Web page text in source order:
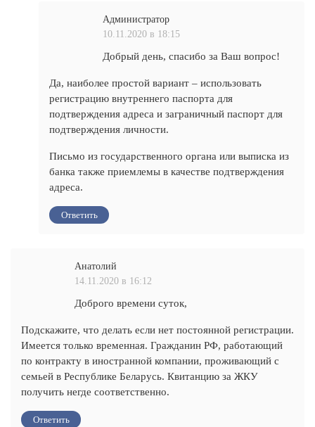
Администратор
10.11.2020 в 18:15
Добрый день, спасибо за Ваш вопрос!
Да, наиболее простой вариант – использовать
регистрацию внутреннего паспорта для
подтверждения адреса и заграничный паспорт для
подтверждения личности.
Письмо из государственного органа или выписка из
банка также приемлемы в качестве подтверждения
адреса.
Ответить
Анатолий
14.11.2020 в 16:12
Доброго времени суток,
Подскажите, что делать если нет постоянной регистрации.
Имеется только временная. Гражданин РФ, работающий
по контракту в иностранной компании, проживающий с
семьей в Республике Беларусь. Квитанцию за ЖКУ
получить негде соответственно.
Ответить